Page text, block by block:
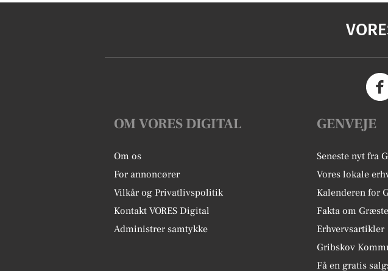
OM VORES DIGITAL
Om os
For annoncører
Vilkår og Privatlivspolitik
Kontakt VORES Digital
Administrer samtykke
GENVEJE
Seneste nyt fra
Vores lokale
Kalenderen for
Fakta om
Erhvervsartikler
Gribskov
Få en gratis